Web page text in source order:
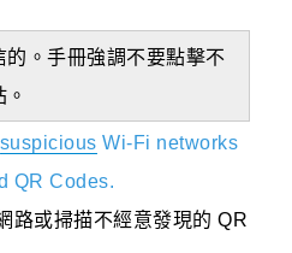
。手冊強調不要點擊不
suspicious Wi-Fi networks
QR Codes.
路或掃描不經意發現的 QR